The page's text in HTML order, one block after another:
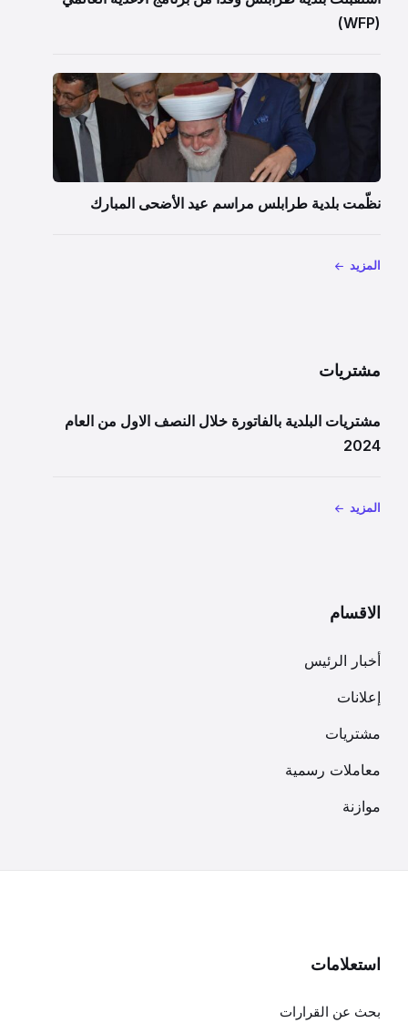
(WFP)
نظّمت بلدية طرابلس مراسم عيد الأضحى المبارك
المزيد
مشتريات
مشتريات البلدية بالفاتورة خلال النصف الاول من العام
2024
المزيد
الاقسام
أخبار الرئيس
إعلانات
مشتريات
معاملات رسمية
موازنة
استعلامات
بحث عن القرارات